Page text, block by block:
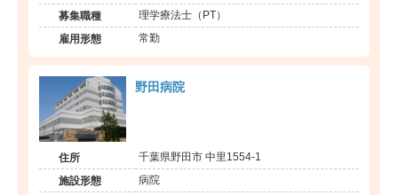
募集職種 理学療法士（PT）
雇用形態 常勤
野田病院
住所 千葉県野田市 中里1554-1
施設形態 病院